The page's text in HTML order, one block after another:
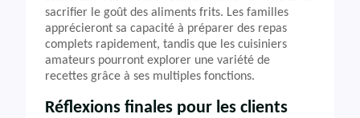
sacrifier le goût des aliments frits. Les familles
apprécieront sa capacité à préparer des repas
complets rapidement, tandis que les cuisiniers
amateurs pourront explorer une variété de
recettes grâce à ses multiples fonctions.
Réflexions finales pour les clients